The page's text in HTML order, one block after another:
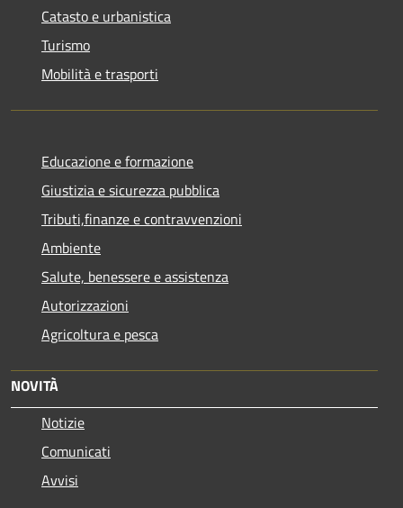
Catasto e urbanistica
Turismo
Mobilità e trasporti
Educazione e formazione
Giustizia e sicurezza pubblica
Tributi,finanze e contravvenzioni
Ambiente
Salute, benessere e assistenza
Autorizzazioni
Agricoltura e pesca
NOVITÀ
Notizie
Comunicati
Avvisi